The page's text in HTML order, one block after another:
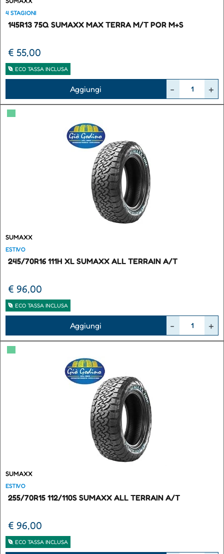
4 STAGIONI
145R13 75Q SUMAXX MAX TERRA M/T POR M+S
€ 55,00
ECO TASSA INCLUSA
Aggiungi
▀
SUMAXX
ESTIVO
245/70R16 111H XL SUMAXX ALL TERRAIN A/T
€ 96,00
ECO TASSA INCLUSA
Aggiungi
▀
SUMAXX
ESTIVO
255/70R15 112/110S SUMAXX ALL TERRAIN A/T
€ 96,00
ECO TASSA INCLUSA